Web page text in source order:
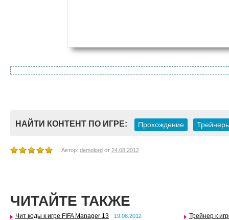
НАЙТИ КОНТЕНТ ПО ИГРЕ: Прохождение
Автор: demolord от 24.08.2012
ЧИТАЙТЕ ТАКЖЕ
Чит коды к игре FIFA Manager 13 19.08.2012
Трейнер к